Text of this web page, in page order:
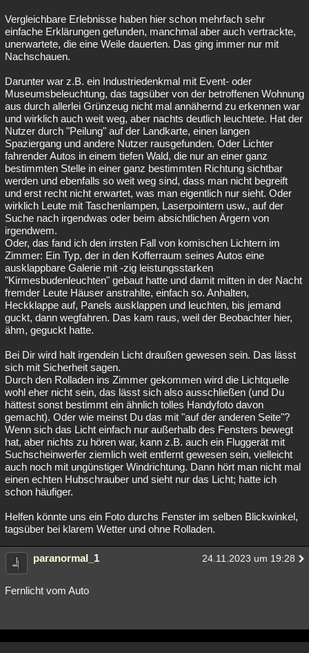
Vergleichbare Erlebnisse haben hier schon mehrfach sehr
einfache Erklärungen gefunden, manchmal aber auch vertrackte,
unerwartete, die eine Weile dauerten. Das ging immer nur mit
Nachschauen.
Darunter war z.B. ein Industriedenkmal mit Event- oder
Museumsbeleuchtung, das tagsüber von der betroffenen Wohnung
aus durch allerlei Grünzeug nicht mal annähernd zu erkennen war
und wirklich auch weit weg, aber nachts deutlich leuchtete. Hat der
Nutzer durch "Peilung" auf der Landkarte, einen langen
Spaziergang und andere Nutzer rausgefunden. Oder Lichter
fahrender Autos in einem tiefen Wald, die nur an einer ganz
bestimmten Stelle in einer ganz bestimmten Richtung sichtbar
werden und ebenfalls so weit weg sind, dass man nicht begreift
und erst recht nicht erwartet, was man eigentlich nur sieht. Oder
wirklich Leute mit Taschenlampen, Laserpointern usw., auf der
Suche nach irgendwas oder beim absichtlichen Ärgern von
irgendwem.
Oder, das fand ich den irrsten Fall von komischen Lichtern im
Zimmer: Ein Typ, der in den Kofferraum seines Autos eine
ausklappbare Galerie mit -zig leistungsstarken
"Kirmesbudenleuchten" gebaut hatte und damit mitten in der Nacht
fremder Leute Häuser anstrahlte, einfach so. Anhalten,
Heckklappe auf, Panels ausklappen und leuchten, bis jemand
guckt, dann wegfahren. Das kam raus, weil der Beobachter hier,
ähm, geguckt hatte.
Bei Dir wird halt irgendein Licht draußen gewesen sein. Das lässt
sich mit Sicherheit sagen.
Durch den Rolladen ins Zimmer gekommen wird die Lichtquelle
wohl eher nicht sein, das lässt sich also ausschließen (und Du
hättest sonst bestimmt ein ähnlich tolles Handyfoto davon
gemacht). Oder wie meinst Du das mit "auf der anderen Seite"?
Wenn sich das Licht einfach nur außerhalb des Fensters bewegt
hat, aber nichts zu hören war, kann z.B. auch ein Fluggerät mit
Suchscheinwerfer ziemlich weit entfernt gewesen sein, vielleicht
auch noch mit ungünstiger Windrichtung. Dann hört man nicht mal
einen echten Hubschrauber und sieht nur das Licht; hatte ich
schon häufiger.
Helfen könnte uns ein Foto durchs Fenster im selben Blickwinkel,
tagsüber bei klarem Wetter und ohne Rolladen.
paranormal_1 24.11.2023 um 19:28
Fernlicht vom Auto